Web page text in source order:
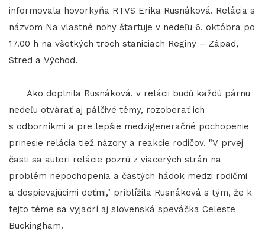
informovala hovorkyňa RTVS Erika Rusnáková. Relácia s
názvom Na vlastné nohy štartuje v nedeľu 6. októbra po
17.00 h na všetkých troch staniciach Reginy – Západ,
Stred a Východ.
Ako doplnila Rusnáková, v relácii budú každú párnu
nedeľu otvárať aj pálčivé témy, rozoberať ich
s odborníkmi a pre lepšie medzigeneračné pochopenie
prinesie relácia tiež názory a reakcie rodičov. "V prvej
časti sa autori relácie pozrú z viacerých strán na
problém nepochopenia a častých hádok medzi rodičmi
a dospievajúcimi deťmi," priblížila Rusnáková s tým, že k
tejto téme sa vyjadrí aj slovenská speváčka Celeste
Buckingham.